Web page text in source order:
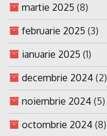
martie 2025 (8)
februarie 2025 (3)
ianuarie 2025 (1)
decembrie 2024 (2)
noiembrie 2024 (5)
octombrie 2024 (8)